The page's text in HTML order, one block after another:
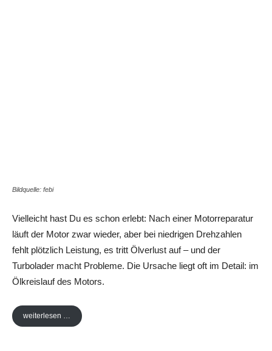
Bildquelle: febi
Vielleicht hast Du es schon erlebt: Nach einer Motorreparatur
läuft der Motor zwar wieder, aber bei niedrigen Drehzahlen
fehlt plötzlich Leistung, es tritt Ölverlust auf – und der
Turbolader macht Probleme. Die Ursache liegt oft im Detail: im
Ölkreislauf des Motors.
weiterlesen …